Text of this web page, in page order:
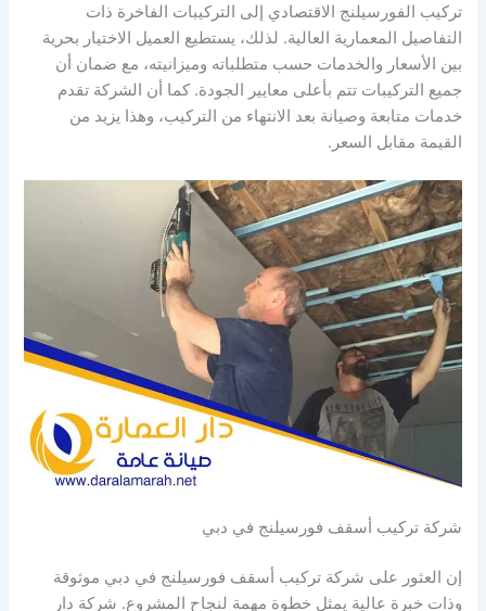
تركيب الفورسيلنج الاقتصادي إلى التركيبات الفاخرة ذات
التفاصيل المعمارية العالية. لذلك، يستطيع العميل الاختيار بحرية
بين الأسعار والخدمات حسب متطلباته وميزانيته، مع ضمان أن
جميع التركيبات تتم بأعلى معايير الجودة. كما أن الشركة تقدم
خدمات متابعة وصيانة بعد الانتهاء من التركيب، وهذا يزيد من
القيمة مقابل السعر.
شركة تركيب أسقف فورسيلنج في دبي
إن العثور على شركة تركيب أسقف فورسيلنج في دبي موثوقة
وذات خبرة عالية يمثل خطوة مهمة لنجاح المشروع. شركة دار